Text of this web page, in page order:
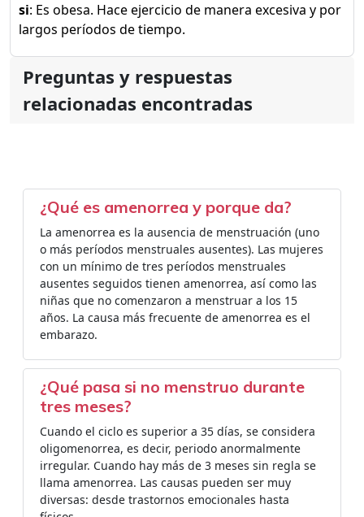
si: Es obesa. Hace ejercicio de manera excesiva y por
largos períodos de tiempo.
Preguntas y respuestas
relacionadas encontradas
¿Qué es amenorrea y porque da?
La amenorrea es la ausencia de menstruación (uno
o más períodos menstruales ausentes). Las mujeres
con un mínimo de tres períodos menstruales
ausentes seguidos tienen amenorrea, así como las
niñas que no comenzaron a menstruar a los 15
años. La causa más frecuente de amenorrea es el
embarazo.
¿Qué pasa si no menstruo durante
tres meses?
Cuando el ciclo es superior a 35 días, se considera
oligomenorrea, es decir, periodo anormalmente
irregular. Cuando hay más de 3 meses sin regla se
llama amenorrea. Las causas pueden ser muy
diversas: desde trastornos emocionales hasta